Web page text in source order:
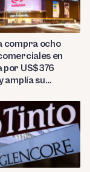
compra ocho
en
por US$376
amplía su